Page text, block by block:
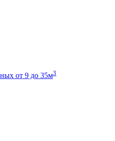
от 9 до 35м3